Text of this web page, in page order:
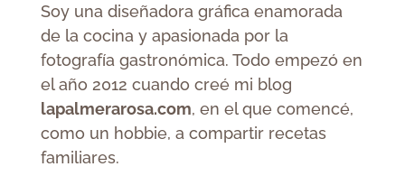
Soy una diseñadora gráfica enamorada
de la cocina y apasionada por la
fotografía gastronómica. Todo empezó en
el año 2012 cuando creé mi blog
lapalmerarosa.com, en el que comencé,
como un hobbie, a compartir recetas
familiares.